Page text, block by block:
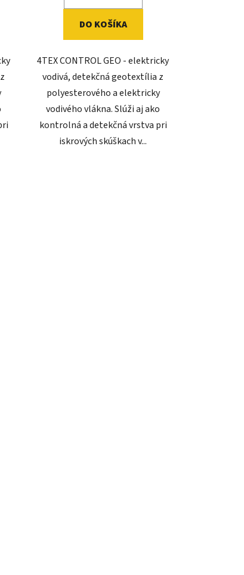
DO KOŠÍKA
4TEX CONTROL GEO - elektricky
vodivá, detekčná geotextília z
polyesterového a elektricky
vodivého vlákna. Slúži aj ako
kontrolná a detekčná vrstva pri
iskrových skúškach v...